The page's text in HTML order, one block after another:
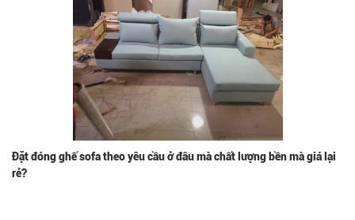
Đặt đóng ghế sofa theo yêu cầu ở đâu mà chất lượng bền mà giá lại
rẻ?